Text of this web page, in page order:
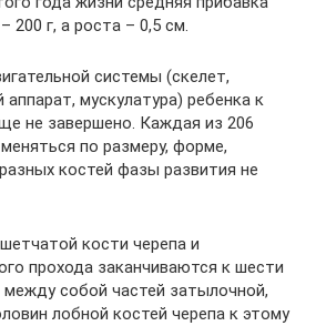
200 г, а роста – 0,5 см.
системы (скелет,
мускулатура) ребенка к
не завершено. Каждая из 206
по размеру, форме,
костей фазы развития не
кости черепа и
прохода заканчиваются к шести
собой частей затылочной,
лобной костей черепа к этому